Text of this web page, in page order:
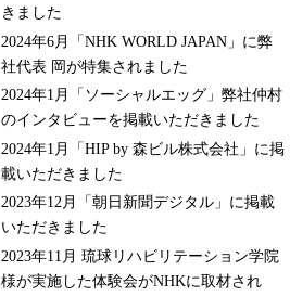
きました
2024年6月「NHK WORLD JAPAN」に弊
社代表 岡が特集されました
2024年1月「ソーシャルエッグ」弊社仲村
のインタビューを掲載いただきました
2024年1月「HIP by 森ビル株式会社」に掲
載いただきました
2023年12月「朝日新聞デジタル」に掲載
いただきました
2023年11月 琉球リハビリテーション学院
様が実施した体験会がNHKに取材され